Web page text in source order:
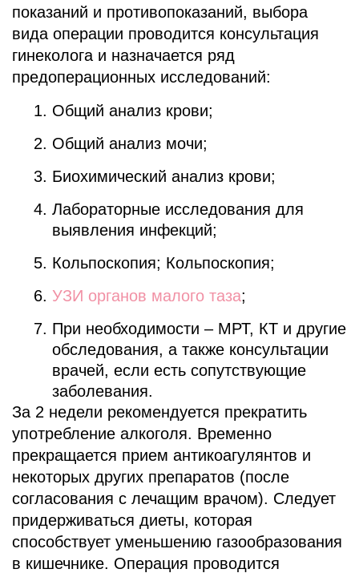
показаний и противопоказаний, выбора
вида операции проводится консультация
гинеколога и назначается ряд
предоперационных исследований:
Общий анализ крови;
Общий анализ мочи;
Биохимический анализ крови;
Лабораторные исследования для
выявления инфекций;
Кольпоскопия; Кольпоскопия;
УЗИ органов малого таза;
При необходимости – МРТ, КТ и другие
обследования, а также консультации
врачей, если есть сопутствующие
заболевания.
За 2 недели рекомендуется прекратить
употребление алкоголя. Временно
прекращается прием антикоагулянтов и
некоторых других препаратов (после
согласования с лечащим врачом). Следует
придерживаться диеты, которая
способствует уменьшению газообразования
в кишечнике. Операция проводится